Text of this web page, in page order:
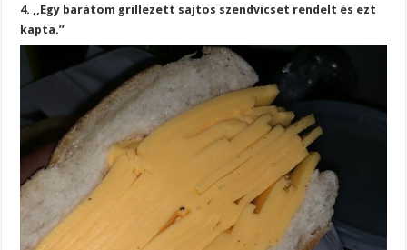
4. ,,Egy barátom grillezett sajtos szendvicset rendelt és ezt
kapta.”